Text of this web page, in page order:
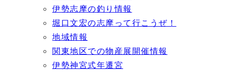
伊勢志摩の釣り情報
堀口文宏の志摩って行こうぜ！
地域情報
関東地区での物産展開催情報
伊勢神宮式年遷宮